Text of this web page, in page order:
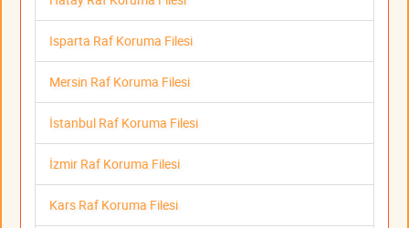
Isparta Raf Koruma Filesi
Mersin Raf Koruma Filesi
İstanbul Raf Koruma Filesi
İzmir Raf Koruma Filesi
Kars Raf Koruma Filesi